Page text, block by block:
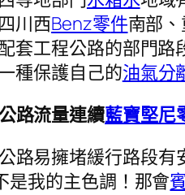
川西Benz零件南部
套工程公路的部門
種保護自己的油氣分
路流量連續藍寶堅尼
路易擁堵緩行路段有
是我的主色調！那會